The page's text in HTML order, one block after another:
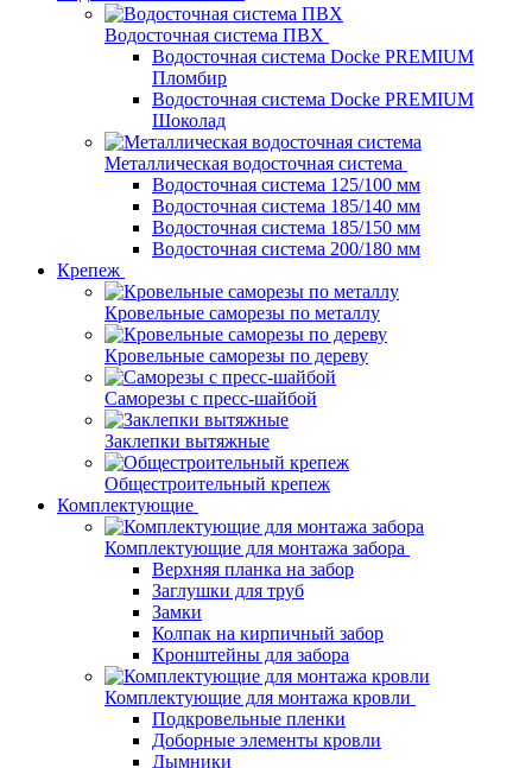
Водосточная система ПВХ
Водосточная система Docke PREMIUM
Пломбир
Водосточная система Docke PREMIUM
Шоколад
Металлическая водосточная система
Водосточная система 125/100 мм
Водосточная система 185/140 мм
Водосточная система 185/150 мм
Водосточная система 200/180 мм
Крепеж
Кровельные саморезы по металлу
Кровельные саморезы по дереву
Саморезы с пресс-шайбой
Заклепки вытяжные
Общестроительный крепеж
Комплектующие
Комплектующие для монтажа забора
Верхняя планка на забор
Заглушки для труб
Замки
Колпак на кирпичный забор
Кронштейны для забора
Комплектующие для монтажа кровли
Подкровельные пленки
Доборные элементы кровли
Дымники